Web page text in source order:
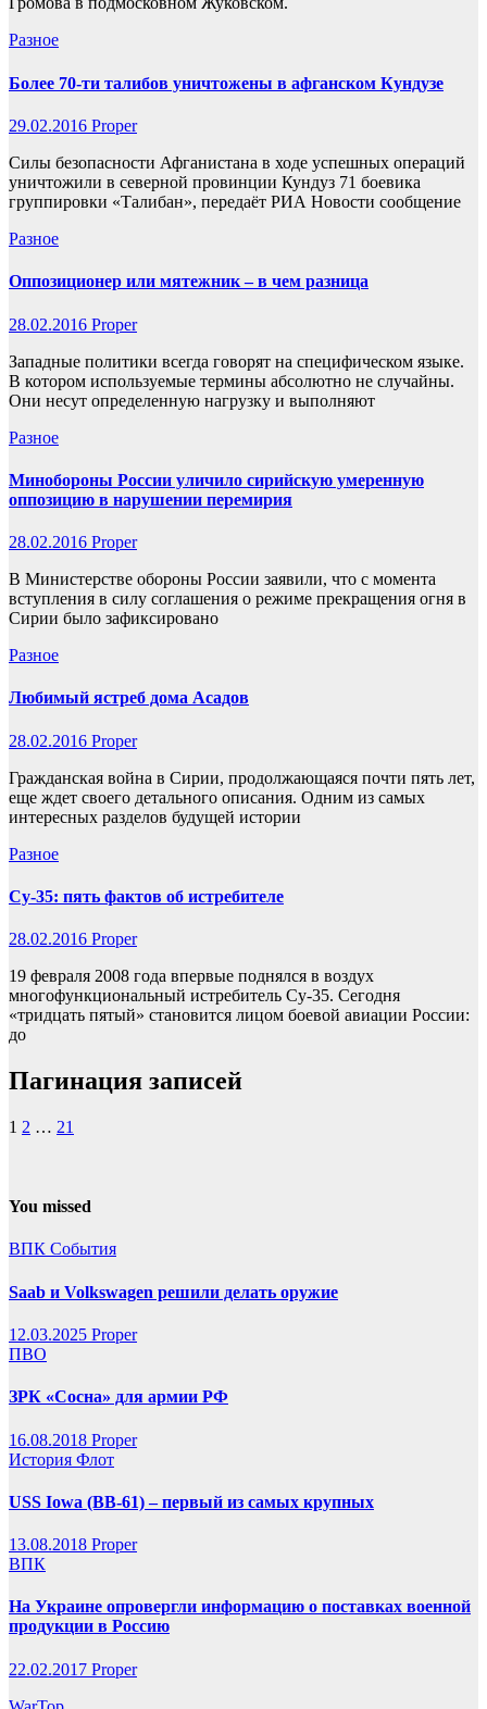
Разное
Более 70-ти талибов уничтожены в афганском Кундузе
29.02.2016 Proper
Силы безопасности Афганистана в ходе успешных операций
уничтожили в северной провинции Кундуз 71 боевика
группировки «Талибан», передаёт РИА Новости сообщение
Разное
Оппозиционер или мятежник – в чем разница
28.02.2016 Proper
Западные политики всегда говорят на специфическом языке.
В котором используемые термины абсолютно не случайны.
Они несут определенную нагрузку и выполняют
Разное
Минобороны России уличило сирийскую умеренную
оппозицию в нарушении перемирия
28.02.2016 Proper
В Министерстве обороны России заявили, что с момента
вступления в силу соглашения о режиме прекращения огня в
Сирии было зафиксировано
Разное
Любимый ястреб дома Асадов
28.02.2016 Proper
Гражданская война в Сирии, продолжающаяся почти пять лет,
еще ждет своего детального описания. Одним из самых
интересных разделов будущей истории
Разное
Су-35: пять фактов об истребителе
28.02.2016 Proper
19 февраля 2008 года впервые поднялся в воздух
многофункциональный истребитель Су-35. Сегодня
«тридцать пятый» становится лицом боевой авиации России:
до
Пагинация записей
1 2 … 21
You missed
ВПК События
Saab и Volkswagen решили делать оружие
12.03.2025 Proper
ПВО
ЗРК «Сосна» для армии РФ
16.08.2018 Proper
История Флот
USS Iowa (BB-61) – первый из самых крупных
13.08.2018 Proper
ВПК
На Украине опровергли информацию о поставках военной
продукции в Россию
22.02.2017 Proper